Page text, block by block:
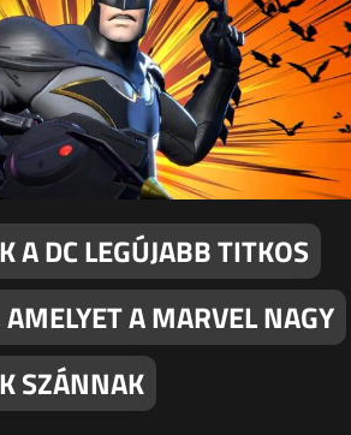
A DC LEGÚJABB TITKOS
AMELYET A MARVEL NAGY
SZÁNNAK